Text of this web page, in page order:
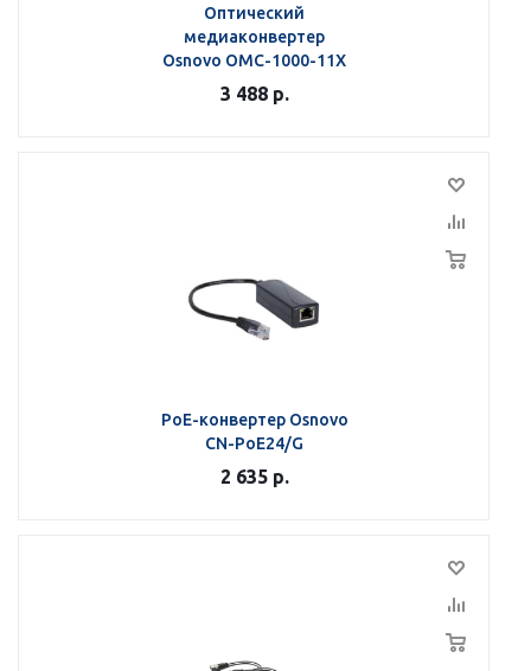
Оптический
медиаконвертер
Osnovo OMC-1000-11X
3 488р.
PoE-конвертер Osnovo
CN-PoE24/G
2 635р.